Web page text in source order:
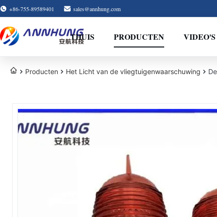
+86-755-89589401 sales@annhung.com
THUIS PRODUCTEN VIDEO'S
Producten Het Licht van de vliegtuigenwaarschuwing